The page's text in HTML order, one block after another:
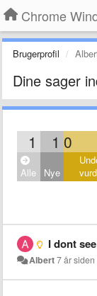
Chrome
Brugerprofil
Dine sager
1 1 0
Alle Nye
I dont see
Albert7 år siden